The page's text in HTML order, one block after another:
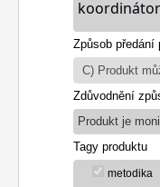
Způsob předání
Zdůvodnění
Produkt je
Tagy produktu
metodika